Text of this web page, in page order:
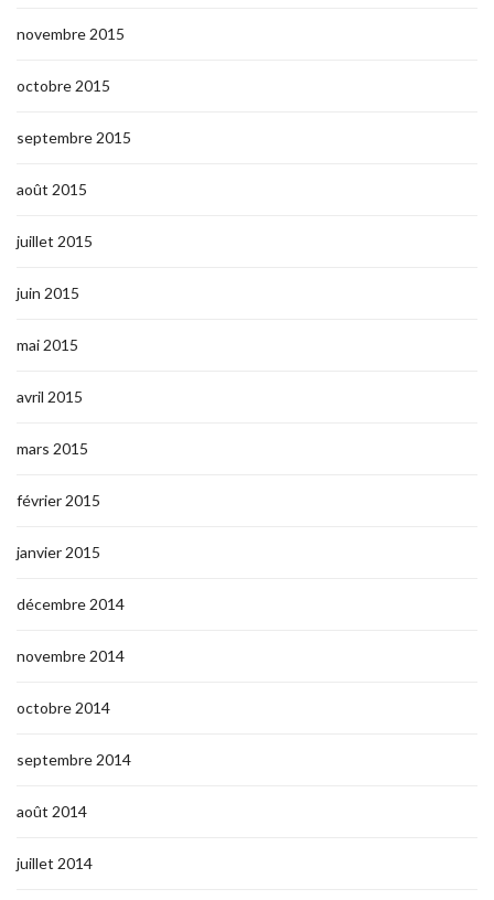
novembre 2015
octobre 2015
septembre 2015
août 2015
juillet 2015
juin 2015
mai 2015
avril 2015
mars 2015
février 2015
janvier 2015
décembre 2014
novembre 2014
octobre 2014
septembre 2014
août 2014
juillet 2014